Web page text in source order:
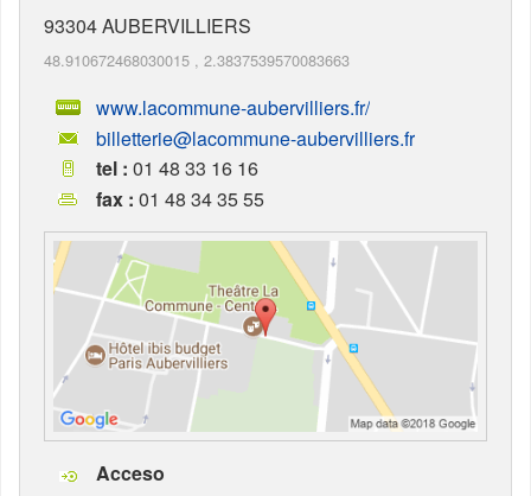
93304AUBERVILLIERS
48.910672468030015 , 2.3837539570083663
www.lacommune-aubervilliers.fr/
billetterie@lacommune-aubervilliers.fr
tel : 01 48 33 16 16
fax : 01 48 34 35 55
Acceso